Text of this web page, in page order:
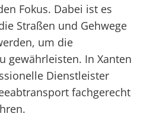
Fokus. Dabei ist es
Straßen und Gehwege
um die
gewährleisten. In Xanten
Dienstleister
fachgerecht